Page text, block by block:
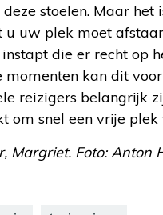
stoelen. Maar het
u uw plek moet
die er recht op
momenten kan dit
reizigers belangrijk
om snel een vrije plek
Margriet. Foto: Anton